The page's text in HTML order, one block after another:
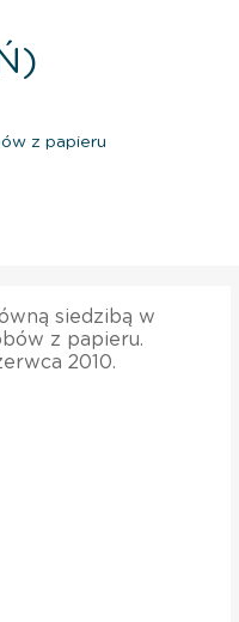
z papieru
siedzibą w
z papieru.
2010.